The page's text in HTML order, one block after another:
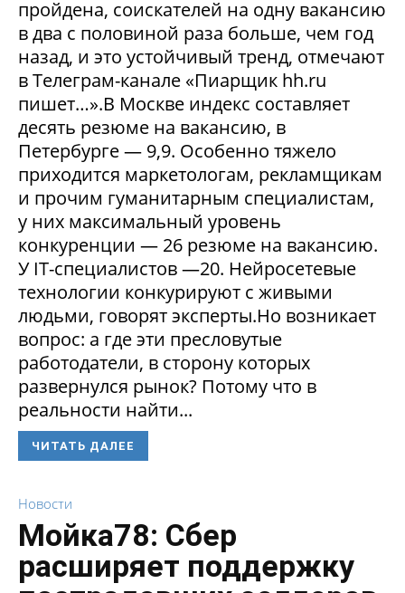
пройдена, соискателей на одну вакансию
в два с половиной раза больше, чем год
назад, и это устойчивый тренд, отмечают
в Телеграм-канале «Пиарщик hh.ru
пишет…».В Москве индекс составляет
десять резюме на вакансию, в
Петербурге — 9,9. Особенно тяжело
приходится маркетологам, рекламщикам
и прочим гуманитарным специалистам,
у них максимальный уровень
конкуренции — 26 резюме на вакансию.
У IT-специалистов —20. Нейросетевые
технологии конкурируют с живыми
людьми, говорят эксперты.Но возникает
вопрос: а где эти пресловутые
работодатели, в сторону которых
развернулся рынок? Потому что в
реальности найти...
ЧИТАТЬ ДАЛЕЕ
Новости
Мойка78: Сбер
расширяет поддержку